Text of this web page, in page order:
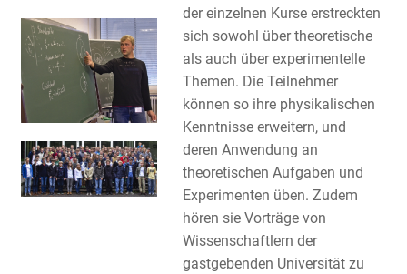
der einzelnen Kurse erstreckten
sich sowohl über theoretische
als auch über experimentelle
Themen. Die Teilnehmer
können so ihre physikalischen
Kenntnisse erweitern, und
deren Anwendung an
theoretischen Aufgaben und
Experimenten üben. Zudem
hören sie Vorträge von
Wissenschaftlern der
gastgebenden Universität zu